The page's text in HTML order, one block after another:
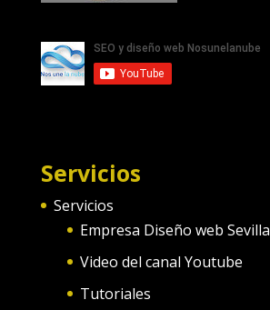
Servicios
Servicios
Empresa Diseño web Sevilla
Video del canal Youtube
Tutoriales